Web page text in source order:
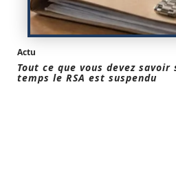
Actu
Tout ce que vous devez savoir
temps le RSA est suspendu